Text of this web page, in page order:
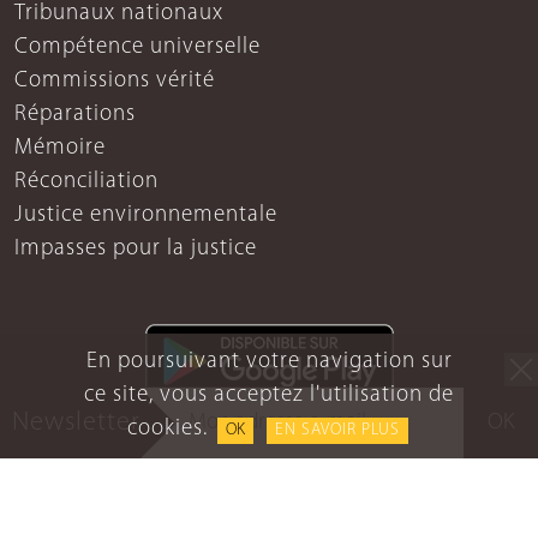
En poursuivant votre navigation sur
ce site, vous acceptez l'utilisation de
cookies.
OK EN SAVOIR PLUS
Tribunaux nationaux
Compétence universelle
Commissions vérité
Réparations
Mémoire
Réconciliation
Justice environnementale
Impasses pour la justice
Mentions légales
Newsletter